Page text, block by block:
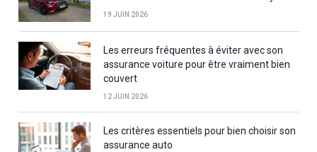
19 JUIN 2026
Les erreurs fréquentes à éviter avec son
assurance voiture pour être vraiment bien
couvert
12 JUIN 2026
Les critères essentiels pour bien choisir son
assurance auto